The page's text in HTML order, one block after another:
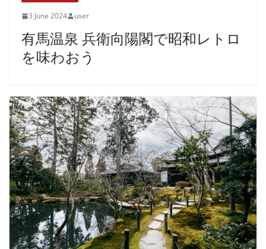
3 June 2024 user
有馬温泉 兵衛向陽閣で昭和レトロ
を味わおう